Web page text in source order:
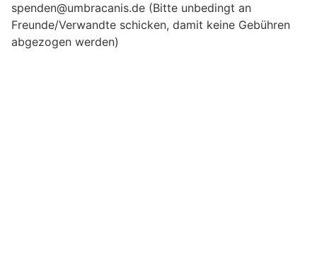
spenden@umbracanis.de (Bitte unbedingt an
Freunde/Verwandte schicken, damit keine Gebühren
abgezogen werden)